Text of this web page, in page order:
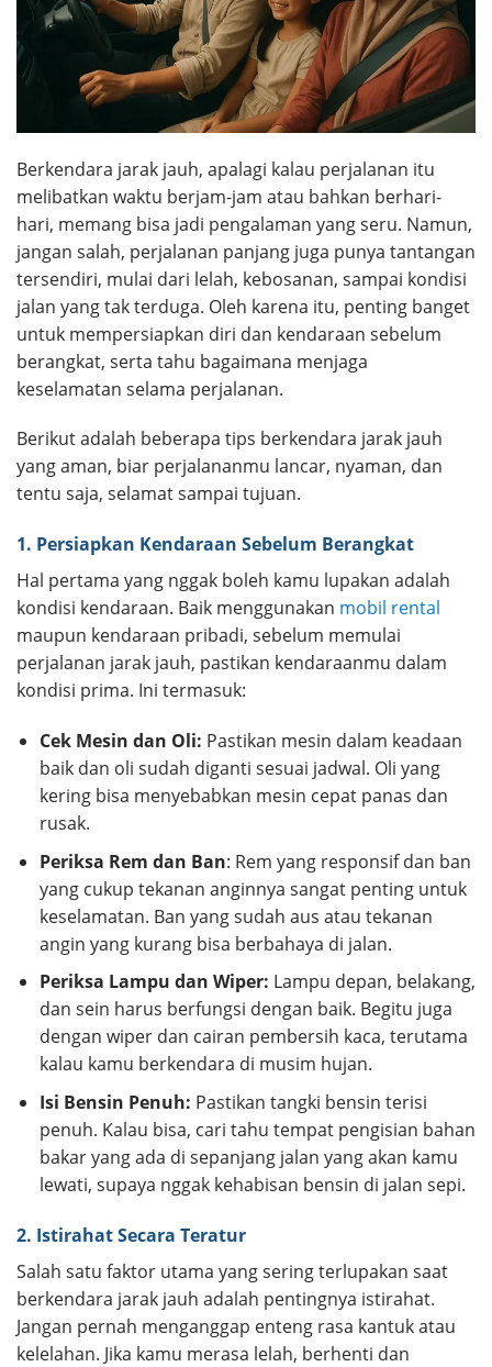
Berkendara jarak jauh, apalagi kalau perjalanan itu
melibatkan waktu berjam-jam atau bahkan berhari-
hari, memang bisa jadi pengalaman yang seru. Namun,
jangan salah, perjalanan panjang juga punya tantangan
tersendiri, mulai dari lelah, kebosanan, sampai kondisi
jalan yang tak terduga. Oleh karena itu, penting banget
untuk mempersiapkan diri dan kendaraan sebelum
berangkat, serta tahu bagaimana menjaga
keselamatan selama perjalanan.
Berikut adalah beberapa tips berkendara jarak jauh
yang aman, biar perjalananmu lancar, nyaman, dan
tentu saja, selamat sampai tujuan.
1. Persiapkan Kendaraan Sebelum Berangkat
Hal pertama yang nggak boleh kamu lupakan adalah
kondisi kendaraan. Baik menggunakan mobil rental
maupun kendaraan pribadi, sebelum memulai
perjalanan jarak jauh, pastikan kendaraanmu dalam
kondisi prima. Ini termasuk:
Cek Mesin dan Oli: Pastikan mesin dalam keadaan
baik dan oli sudah diganti sesuai jadwal. Oli yang
kering bisa menyebabkan mesin cepat panas dan
rusak.
Periksa Rem dan Ban: Rem yang responsif dan ban
yang cukup tekanan anginnya sangat penting untuk
keselamatan. Ban yang sudah aus atau tekanan
angin yang kurang bisa berbahaya di jalan.
Periksa Lampu dan Wiper: Lampu depan, belakang,
dan sein harus berfungsi dengan baik. Begitu juga
dengan wiper dan cairan pembersih kaca, terutama
kalau kamu berkendara di musim hujan.
Isi Bensin Penuh: Pastikan tangki bensin terisi
penuh. Kalau bisa, cari tahu tempat pengisian bahan
bakar yang ada di sepanjang jalan yang akan kamu
lewati, supaya nggak kehabisan bensin di jalan sepi.
2. Istirahat Secara Teratur
Salah satu faktor utama yang sering terlupakan saat
berkendara jarak jauh adalah pentingnya istirahat.
Jangan pernah menganggap enteng rasa kantuk atau
kelelahan. Jika kamu merasa lelah, berhenti dan